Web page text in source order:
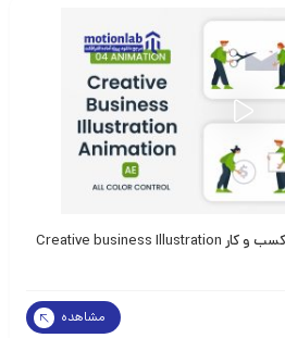
پروژه آماده افترافکت بیزینس و کسب و کار Creative business Illustration
مشاهده